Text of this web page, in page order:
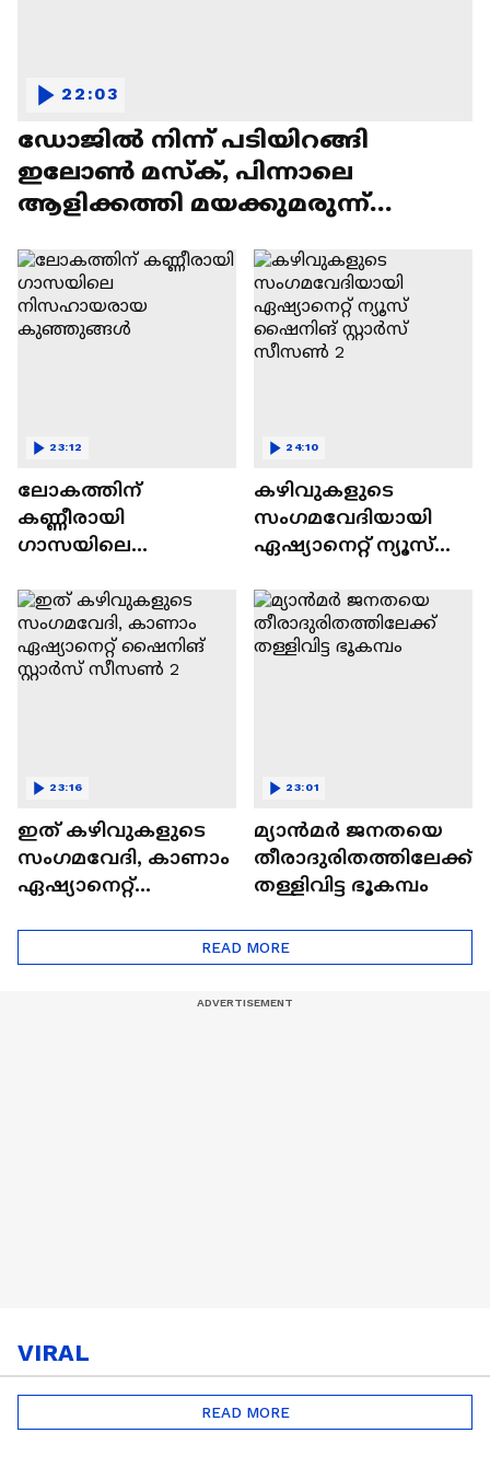
ഡോജിൽ നിന്ന് പടിയിറങ്ങി
ഇലോൺ മസ്ക്, പിന്നാലെ
ആളിക്കത്തി മയക്കുമരുന്ന്
22:03
ലോകത്തിന്
കണ്ണീരായി
ഗാസയിലെ
കുഞ്ഞുങ്ങൾ
23:12
കഴിവുകളുടെ
സംഗമവേദിയായി
ഏഷ്യാനെറ്റ് ന്യൂസ്
സീസൺ 2
24:10
ഇത് കഴിവുകളുടെ
സംഗമവേദി, കാണാം
ഏഷ്യാനെറ്റ്
23:16
മ്യാൻമർ ജനതയെ
തീരാദുരിതത്തിലേക്ക്
തള്ളിവിട്ട ഭൂകമ്പം
23:01
READ MORE
VIRAL
READ MORE